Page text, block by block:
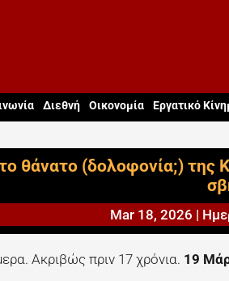
Διεθνή Οικονομία Εργατικό
θάνατο (δολοφονία;)
Mar 18, 2026 |
Ακριβώς πριν 17 χρόνια. 19